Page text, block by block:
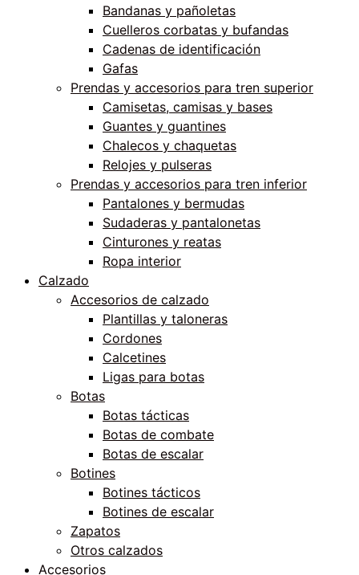
Bandanas y pañoletas
Cuelleros corbatas y bufandas
Cadenas de identificación
Gafas
Prendas y accesorios para tren superior
Camisetas, camisas y bases
Guantes y guantines
Chalecos y chaquetas
Relojes y pulseras
Prendas y accesorios para tren inferior
Pantalones y bermudas
Sudaderas y pantalonetas
Cinturones y reatas
Ropa interior
Calzado
Accesorios de calzado
Plantillas y taloneras
Cordones
Calcetines
Ligas para botas
Botas
Botas tácticas
Botas de combate
Botas de escalar
Botines
Botines tácticos
Botines de escalar
Zapatos
Otros calzados
Accesorios